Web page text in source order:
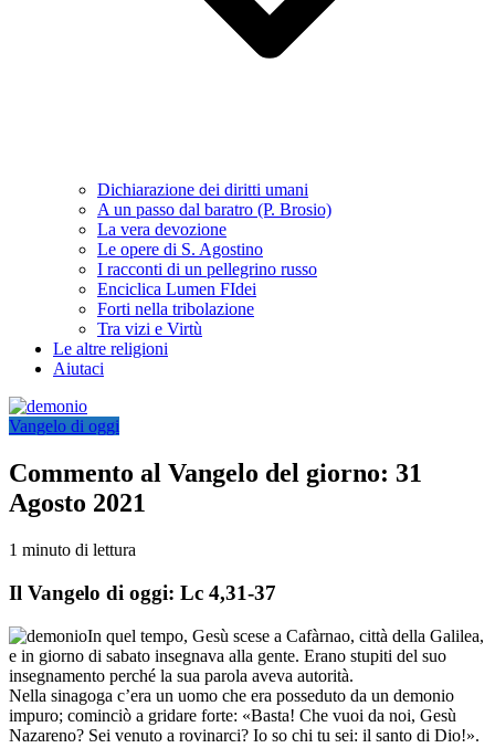
Dichiarazione dei diritti umani
A un passo dal baratro (P. Brosio)
La vera devozione
Le opere di S. Agostino
I racconti di un pellegrino russo
Enciclica Lumen FIdei
Forti nella tribolazione
Tra vizi e Virtù
Le altre religioni
Aiutaci
Vangelo di oggi
Commento al Vangelo del giorno: 31
Agosto 2021
1 minuto di lettura
Il Vangelo di oggi: Lc 4,31-37
In quel tempo, Gesù scese a Cafàrnao, città della Galilea,
e in giorno di sabato insegnava alla gente. Erano stupiti del suo
insegnamento perché la sua parola aveva autorità.
Nella sinagoga c’era un uomo che era posseduto da un demonio
impuro; cominciò a gridare forte: «Basta! Che vuoi da noi, Gesù
Nazareno? Sei venuto a rovinarci? Io so chi tu sei: il santo di Dio!».